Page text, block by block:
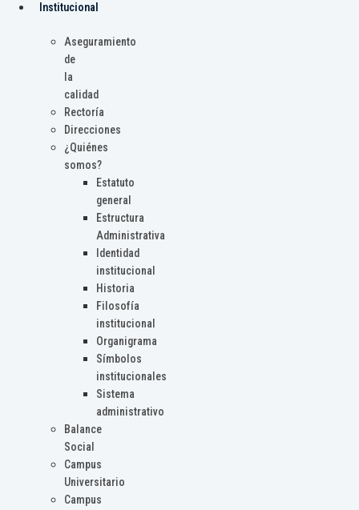
Institucional
Aseguramiento
de
la
calidad
Rectoría
Direcciones
¿Quiénes
somos?
Estatuto
general
Estructura
Administrativa
Identidad
institucional
Historia
Filosofía
institucional
Organigrama
Símbolos
institucionales
Sistema
administrativo
Balance
Social
Campus
Universitario
Campus